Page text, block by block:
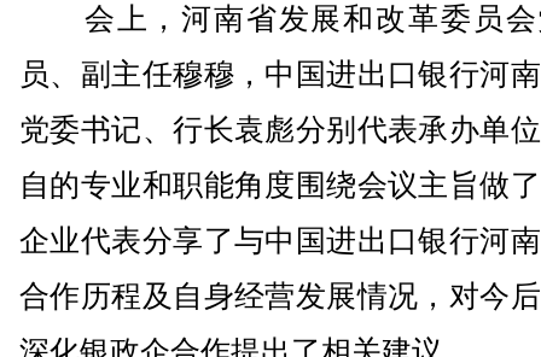
会上，河南省发展和改革委员会
员、副主任穆穆，中国进出口银行河
党委书记、行长袁彪分别代表承办单
自的专业和职能角度围绕会议主旨做
企业代表分享了与中国进出口银行河
合作历程及自身经营发展情况，对今